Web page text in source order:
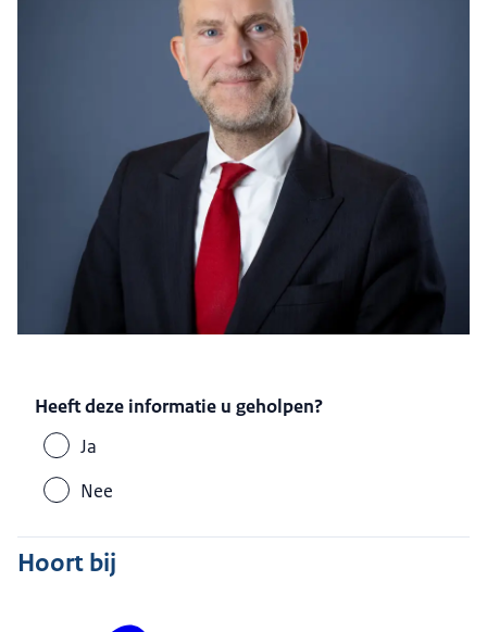
Heeft deze informatie u geholpen?
Ja
Nee
Hoort bij